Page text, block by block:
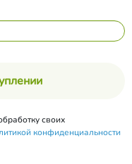
своих
конфиденциальности